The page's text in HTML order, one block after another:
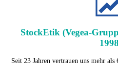
StockEtik (Vegea-
1998
Seit 23 Jahren vertrauen uns mehr als